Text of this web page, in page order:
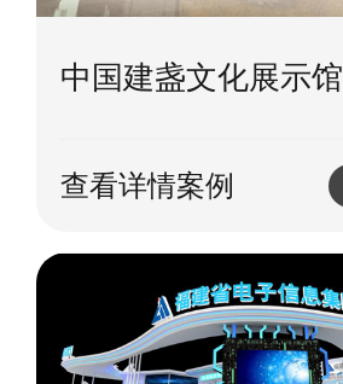
中国建盏文化展示馆
查看详情案例